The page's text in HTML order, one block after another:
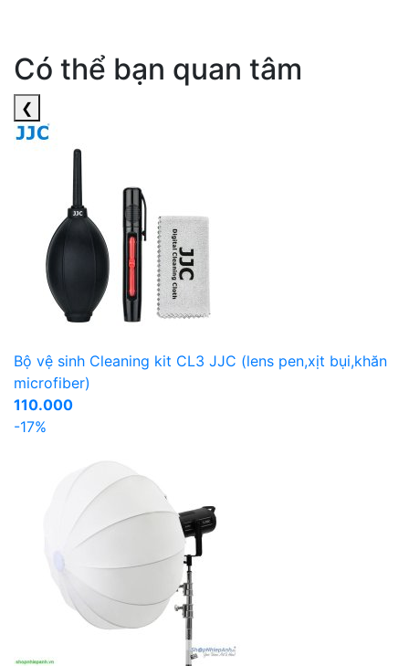
Có thể bạn quan tâm
❮
Bộ vệ sinh Cleaning kit CL3 JJC (lens pen,xịt bụi,khăn
microfiber)
110.000
-17%